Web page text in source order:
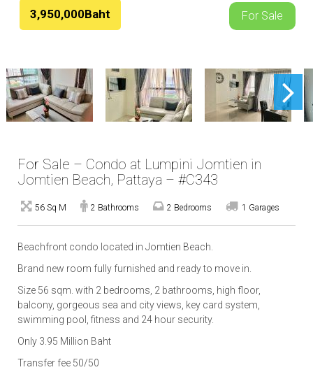
3,950,000Baht For Sale
For Sale – Condo at Lumpini Jomtien in
Jomtien Beach, Pattaya – #C343
56 Sq M 2 Bathrooms 2 Bedrooms 1 Garages
Beachfront condo located in Jomtien Beach.
Brand new room fully furnished and ready to move in.
Size 56 sqm. with 2 bedrooms, 2 bathrooms, high floor,
balcony, gorgeous sea and city views, key card system,
swimming pool, fitness and 24 hour security.
Only 3.95 Million Baht
Transfer fee 50/50